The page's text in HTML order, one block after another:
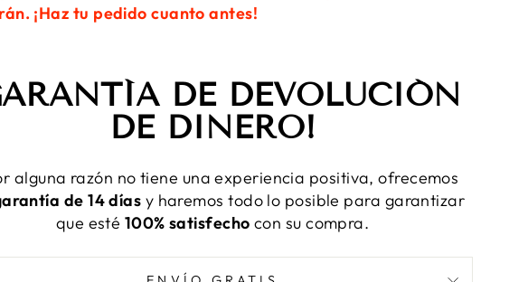
¡Haz tu pedido cuanto antes!
DE DEVOLUCIÓN
DE DINERO!
alguna razón no tiene una experiencia positiva, ofrecemos
de 14 días y haremos todo lo posible para garantizar
que esté 100% satisfecho con su compra.